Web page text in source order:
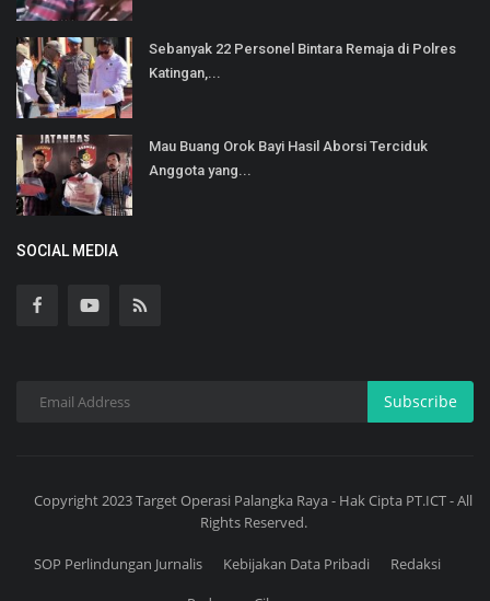
Sebanyak 22 Personel Bintara Remaja di Polres
Katingan,...
Mau Buang Orok Bayi Hasil Aborsi Terciduk
Anggota yang...
SOCIAL MEDIA
Subscribe
Copyright 2023 Target Operasi Palangka Raya - Hak Cipta PT.ICT - All
Rights Reserved.
SOP Perlindungan Jurnalis Kebijakan Data Pribadi
Redaksi